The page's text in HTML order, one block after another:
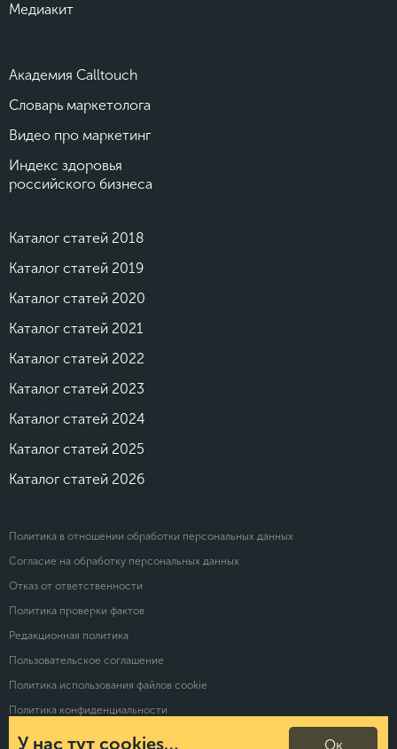
Медиакит
Академия Calltouch
Словарь маркетолога
Видео про маркетинг
Индекс здоровья
российского бизнеса
Каталог статей 2018
Каталог статей 2019
Каталог статей 2020
Каталог статей 2021
Каталог статей 2022
Каталог статей 2023
Каталог статей 2024
Каталог статей 2025
Каталог статей 2026
Политика в отношении обработки персональных данных
Согласие на обработку персональных данных
Отказ от ответственности
Политика проверки фактов
Редакционная политика
Пользовательское соглашение
Политика использования файлов cookie
Политика конфиденциальности
У нас тут cookies… Ок